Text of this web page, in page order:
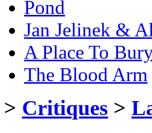
Pond
Jan Jelinek &
A Place To
The Blood Arm
> Critiques >